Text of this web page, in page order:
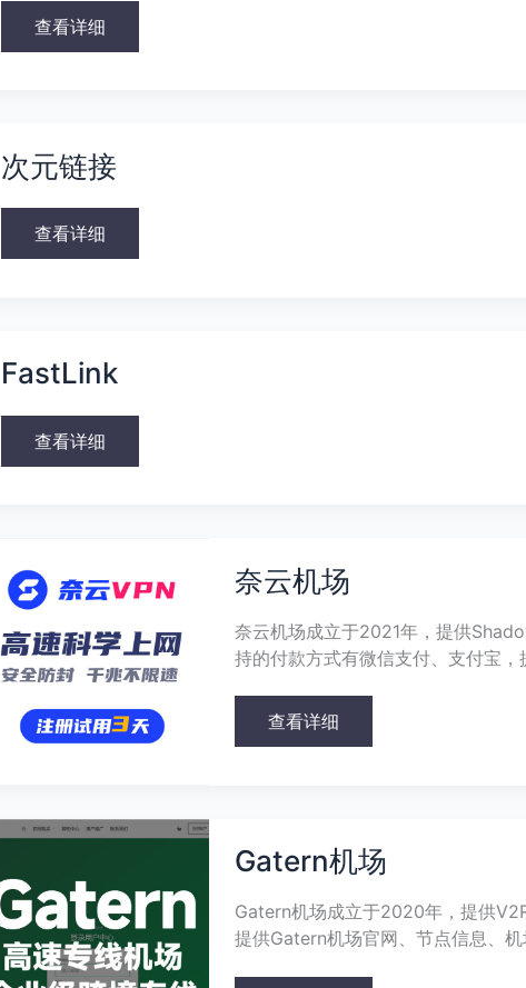
查看详细
次元链接
元
链
接
查看详细
FastLink
查看详细
奈云机场
奈云机场成立于2021年，提供
持的付款方式有微信支付、支付宝
机
场
查看详细
Gatern机场
Gatern机场成立于2020年，提供
提供Gatern机场官网、节点信息、
场